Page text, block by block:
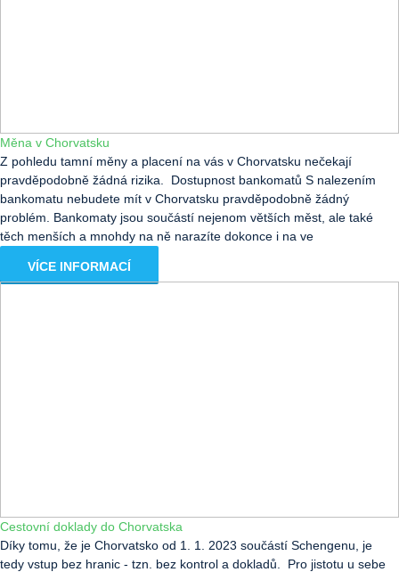
Měna v Chorvatsku
Z pohledu tamní měny a placení na vás v Chorvatsku nečekají
pravděpodobně žádná rizika. Dostupnost bankomatů S nalezením
bankomatu nebudete mít v Chorvatsku pravděpodobně žádný
problém. Bankomaty jsou součástí nejenom větších měst, ale také
těch menších a mnohdy na ně narazíte dokonce i na ve
VÍCE INFORMACÍ
Cestovní doklady do Chorvatska
Díky tomu, že je Chorvatsko od 1. 1. 2023 součástí Schengenu, je
tedy vstup bez hranic - tzn. bez kontrol a dokladů. Pro jistotu u sebe